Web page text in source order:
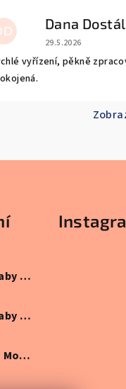
Dana
Hodnocení
29.5.2026
vyřízení, pěkně
Plenkový kočárek Baby – Ideální dárek pro miminko
5 hvězdiček.
Plenkový kočárek Baby – Ideální dárek pro miminko
5 hvězdiček.
Plenková motorka – Modrá edice: Originální dárek pro miminko
5 hvězdiček.